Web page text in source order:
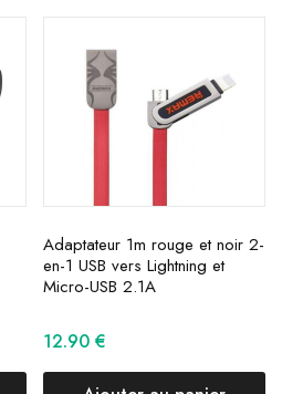
Adaptateur 1m rouge et noir 2-
en-1 USB vers Lightning et
Micro-USB 2.1A
12.90 €